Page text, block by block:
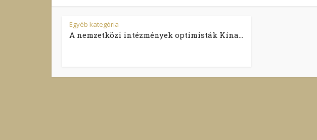
Egyéb kategória
A nemzetközi intézmények optimisták Kína...